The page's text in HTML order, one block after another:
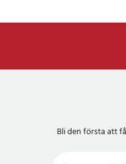
Bli den första att